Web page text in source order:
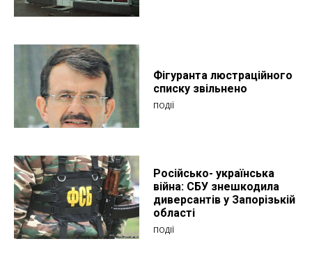
Фігуранта люстраційного
списку звільнено
ПОДІЇ
Російсько- українська
війна: СБУ знешкодила
диверсантів у Запорізькій
області
ПОДІЇ